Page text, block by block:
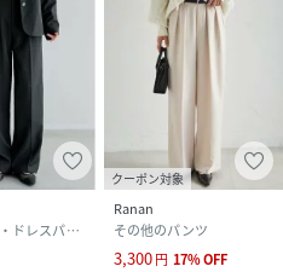
スラックス・ドレスパンツ
クーポン対象
Ranan
その他のパンツ
3,300円 17%OFF